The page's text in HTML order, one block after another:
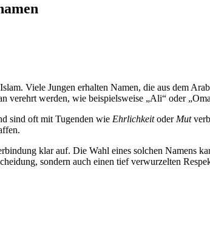
Viele Jungen erhalten Namen, die aus dem
verehrt werden, wie beispielsweise „Ali“ oder
sind oft mit Tugenden wie EhrlichkeitoderMut
klar auf. Die Wahl eines solchen Namens
sondern auch einen tief verwurzelten